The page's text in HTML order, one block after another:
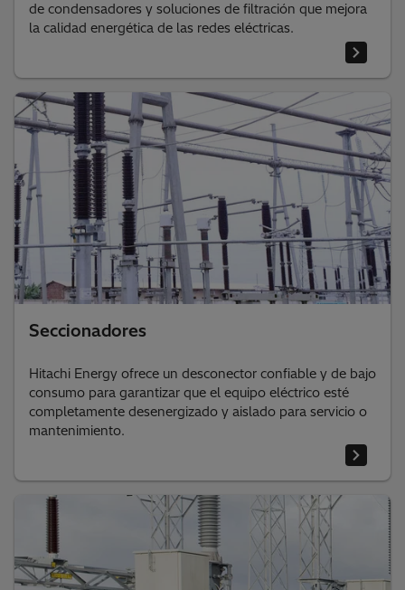
de condensadores y soluciones de filtración que mejora
la calidad energética de las redes eléctricas.
Seccionadores
Hitachi Energy ofrece un desconector confiable y de bajo
consumo para garantizar que el equipo eléctrico esté
completamente desenergizado y aislado para servicio o
mantenimiento.